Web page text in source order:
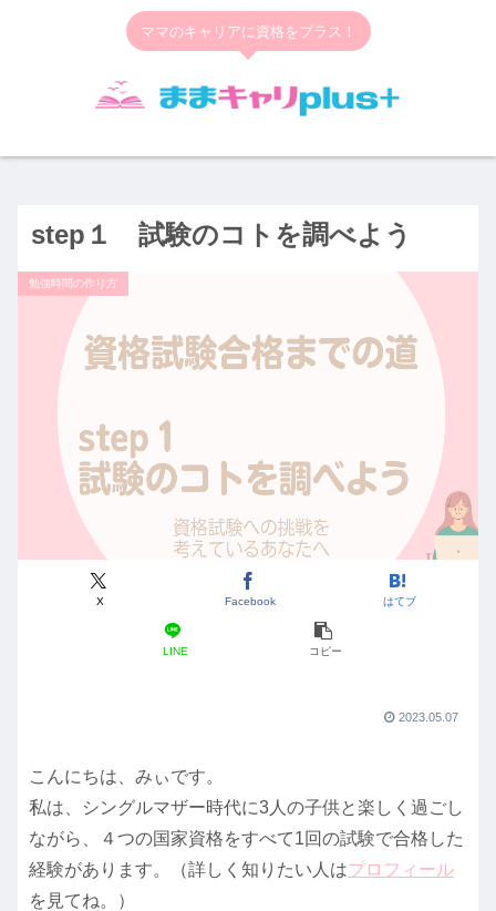
ママのキャリアに資格をプラス！
step１ 試験のコトを調べよう
勉強時間の作り方
X Facebook はてブ
LINE コピー
2023.05.07
こんにちは、みぃです。
私は、シングルマザー時代に3人の子供と楽しく過ごし
ながら、４つの国家資格をすべて1回の試験で合格した
経験があります。（詳しく知りたい人はプロフィール
を見てね。）